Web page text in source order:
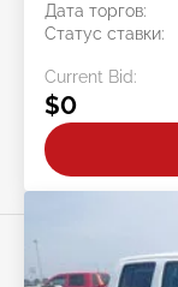
Дата торгов:
Статус ставки:
Current Bid:
$0